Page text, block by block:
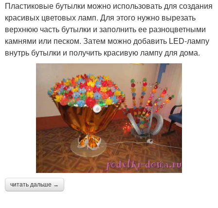
Пластиковые бутылки можно использовать для создания
красивых цветовых ламп. Для этого нужно вырезать
верхнюю часть бутылки и заполнить ее разноцветными
камнями или песком. Затем можно добавить LED-лампу
внутрь бутылки и получить красивую лампу для дома.
читать дальше →